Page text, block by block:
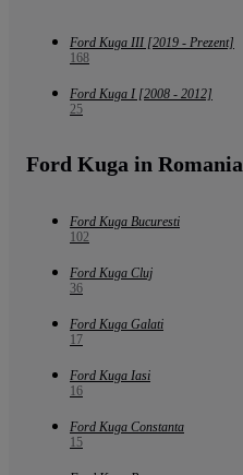
Ford Kuga III [2019 - Prezent]
168
Ford Kuga I [2008 - 2012]
25
Ford Kuga in Romania
Ford Kuga Bucuresti
102
Ford Kuga Cluj
36
Ford Kuga Galati
17
Ford Kuga Iasi
16
Ford Kuga Constanta
15